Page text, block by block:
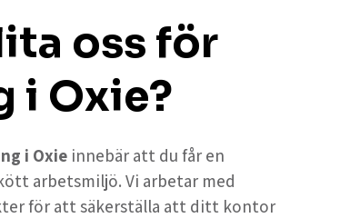
oss för
i Oxie?
i Oxie innebär att du får en
arbetsmiljö. Vi arbetar med
för att säkerställa att ditt kontor